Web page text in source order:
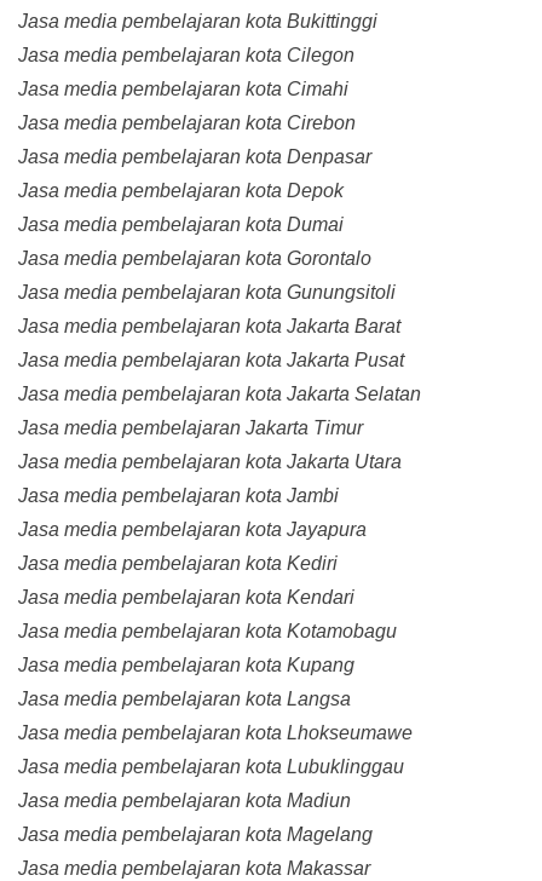
Jasa media pembelajaran kota Bukittinggi
Jasa media pembelajaran kota Cilegon
Jasa media pembelajaran kota Cimahi
Jasa media pembelajaran kota Cirebon
Jasa media pembelajaran kota Denpasar
Jasa media pembelajaran kota Depok
Jasa media pembelajaran kota Dumai
Jasa media pembelajaran kota Gorontalo
Jasa media pembelajaran kota Gunungsitoli
Jasa media pembelajaran kota Jakarta Barat
Jasa media pembelajaran kota Jakarta Pusat
Jasa media pembelajaran kota Jakarta Selatan
Jasa media pembelajaran Jakarta Timur
Jasa media pembelajaran kota Jakarta Utara
Jasa media pembelajaran kota Jambi
Jasa media pembelajaran kota Jayapura
Jasa media pembelajaran kota Kediri
Jasa media pembelajaran kota Kendari
Jasa media pembelajaran kota Kotamobagu
Jasa media pembelajaran kota Kupang
Jasa media pembelajaran kota Langsa
Jasa media pembelajaran kota Lhokseumawe
Jasa media pembelajaran kota Lubuklinggau
Jasa media pembelajaran kota Madiun
Jasa media pembelajaran kota Magelang
Jasa media pembelajaran kota Makassar